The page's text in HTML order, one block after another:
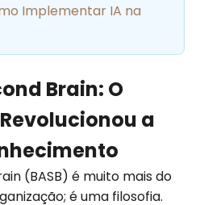
Implementar IA na
Brain: O
a
(BASB) é muito mais do
é uma filosofia.